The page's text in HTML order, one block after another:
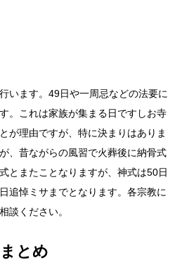
います。49日や一周忌などの法要に
。これは家族が集まる日ですしお寺
が理由ですが、特に決まりはありま
、昔ながらの風習で火葬後に納骨式
とまたことなりますが、神式は50日
追悼ミサまでとなります。各宗教に
談ください。
まとめ